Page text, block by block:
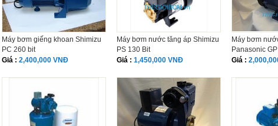
Máy bơm giếng khoan Shimizu
PC 260 bit
Giá : 2,400,000 VNĐ
Máy bơm nước tăng áp Shimizu
PS 130 Bit
Giá : 1,450,000 VNĐ
Máy bơm
Panasonic
Giá :